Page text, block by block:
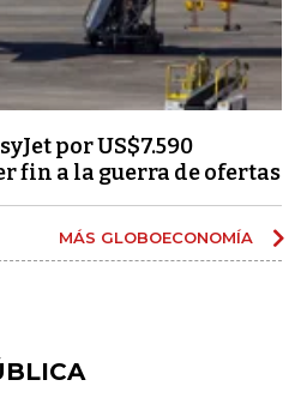
por US$7.590
fin a la guerra de ofertas
MÁS GLOBOECONOMÍA